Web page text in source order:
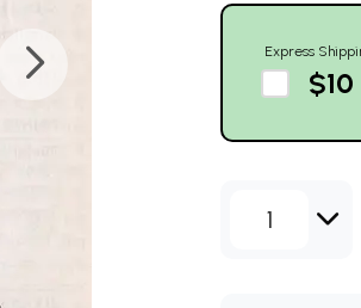
Express
$10
1